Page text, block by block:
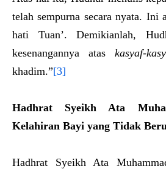
telah sempurna secara nyata. Ini
hati Tuan’. Demikianlah,
kesenangannya atas kasyaf-
khadim.”[3]
Hadhrat Syeikh Ata
Kelahiran Bayi yang Tidak
Hadhrat Syeikh Ata